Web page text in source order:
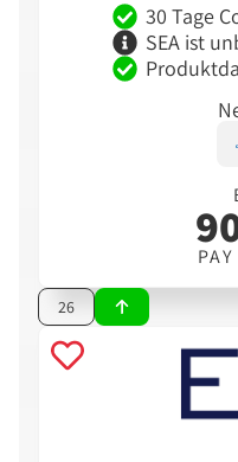
30 Tage
SEA ist
26